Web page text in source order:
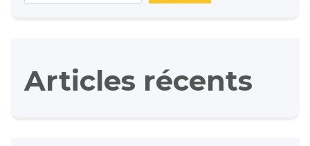
Articles récents